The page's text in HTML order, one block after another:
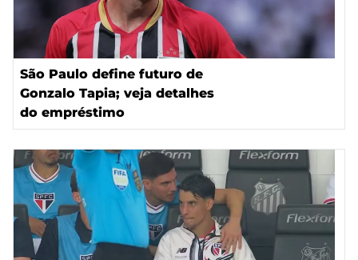
São Paulo define futuro de
Gonzalo Tapia; veja detalhes
do empréstimo